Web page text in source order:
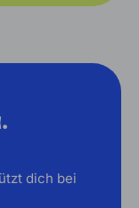
dich bei